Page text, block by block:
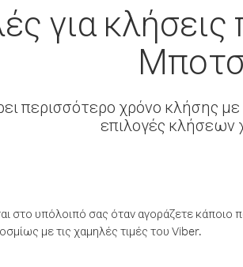
για
περισσότερο χρόνο κλήσης
επιλογές
στο υπόλοιπό σας όταν αγοράζετε κάποιο
με τις χαμηλές τιμές του Viber.